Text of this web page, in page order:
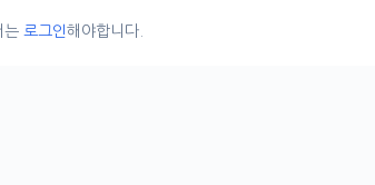
는 로그인해야합니다.